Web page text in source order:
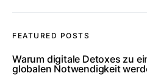
FEATURED POSTS
Warum digitale Detoxes zu
globalen Notwendigkeit